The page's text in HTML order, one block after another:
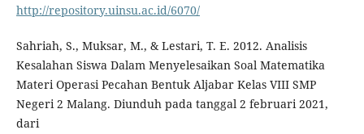
http://repository.uinsu.ac.id/6070/
Sahriah, S., Muksar, M., & Lestari, T. E. 2012. Analisis
Kesalahan Siswa Dalam Menyelesaikan Soal Matematika
Materi Operasi Pecahan Bentuk Aljabar Kelas VIII SMP
Negeri 2 Malang. Diunduh pada tanggal 2 februari 2021,
dari